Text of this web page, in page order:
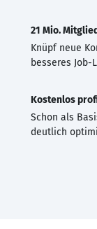
21 Mio.
Knüpf neue
besseres Job-
Kostenlos
Schon als
deutlich